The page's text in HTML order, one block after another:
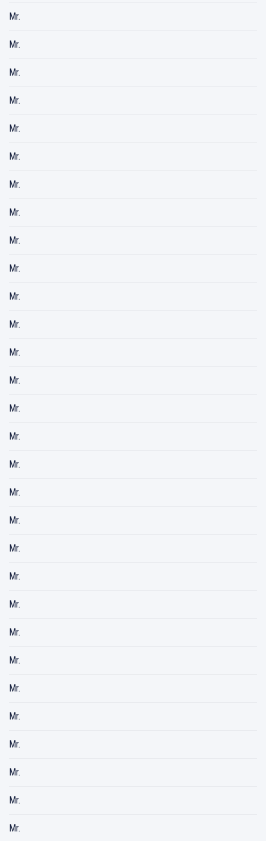
Mr.
Mr.
Mr.
Mr.
Mr.
Mr.
Mr.
Mr.
Mr.
Mr.
Mr.
Mr.
Mr.
Mr.
Mr.
Mr.
Mr.
Mr.
Mr.
Mr.
Mr.
Mr.
Mr.
Mr.
Mr.
Mr.
Mr.
Mr.
Mr.
Mr.